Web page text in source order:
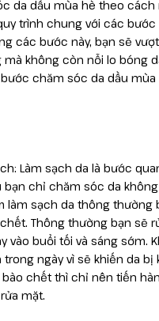
da dầu mùa hè theo cách
trình chung với các bước
các bước này, bạn sẽ
không còn nỗi lo bóng
chăm sóc da dầu mùa
Làm sạch da là bước
bạn chỉ chăm sóc da
làm sạch da thông thường
Thông thường bạn sẽ
vào buổi tối và sáng sớm.
ngày vì sẽ khiến da bị
chết thì chỉ nên tiến
mặt.